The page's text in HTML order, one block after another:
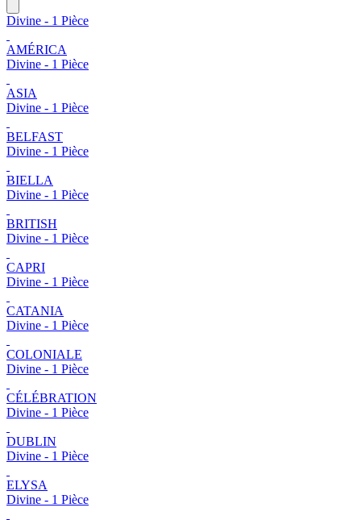
Divine - 1 Pièce
AMÉRICA
Divine - 1 Pièce
ASIA
Divine - 1 Pièce
BELFAST
Divine - 1 Pièce
BIELLA
Divine - 1 Pièce
BRITISH
Divine - 1 Pièce
CAPRI
Divine - 1 Pièce
CATANIA
Divine - 1 Pièce
COLONIALE
Divine - 1 Pièce
CÉLÉBRATION
Divine - 1 Pièce
DUBLIN
Divine - 1 Pièce
ELYSA
Divine - 1 Pièce